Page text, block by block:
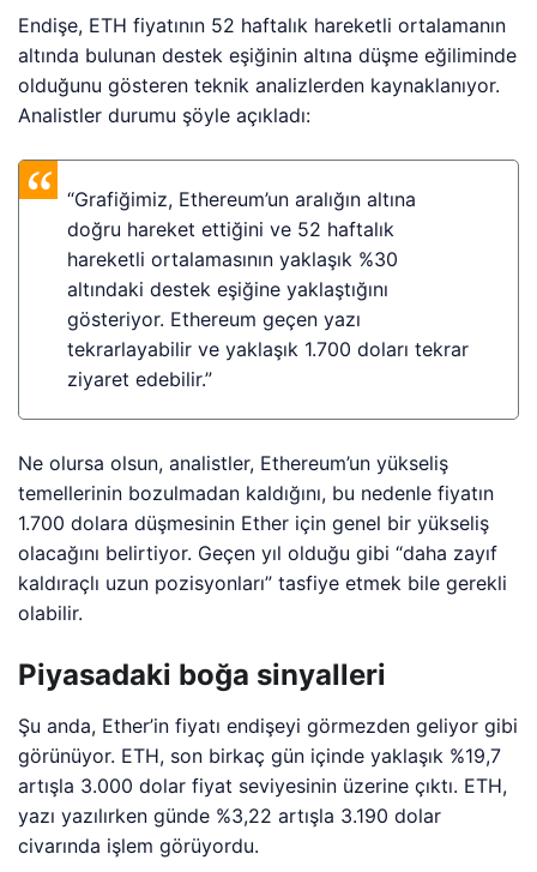
Endişe, ETH fiyatının 52 haftalık hareketli ortalamanın
altında bulunan destek eşiğinin altına düşme eğiliminde
olduğunu gösteren teknik analizlerden kaynaklanıyor.
Analistler durumu şöyle açıkladı:
“Grafiğimiz, Ethereum’un aralığın altına
doğru hareket ettiğini ve 52 haftalık
hareketli ortalamasının yaklaşık %30
altındaki destek eşiğine yaklaştığını
gösteriyor. Ethereum geçen yazı
tekrarlayabilir ve yaklaşık 1.700 doları tekrar
ziyaret edebilir.”
Ne olursa olsun, analistler, Ethereum’un yükseliş
temellerinin bozulmadan kaldığını, bu nedenle fiyatın
1.700 dolara düşmesinin Ether için genel bir yükseliş
olacağını belirtiyor. Geçen yıl olduğu gibi “daha zayıf
kaldıraçlı uzun pozisyonları” tasfiye etmek bile gerekli
olabilir.
Piyasadaki boğa sinyalleri
Şu anda, Ether’in fiyatı endişeyi görmezden geliyor gibi
görünüyor. ETH, son birkaç gün içinde yaklaşık %19,7
artışla 3.000 dolar fiyat seviyesinin üzerine çıktı. ETH,
yazı yazılırken günde %3,22 artışla 3.190 dolar
civarında işlem görüyordu.